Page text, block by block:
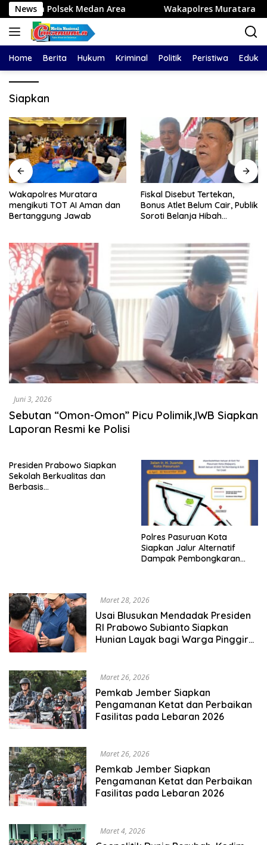
Langsung
ke
konten
News
Medan Area Wakapolres Muratara mengikuti TOT
Home Berita Hukum Kriminal Politik Peristiwa
Siapkan
Wakapolres Muratara
mengikuti TOT AI Aman dan
Bertanggung Jawab
Fiskal Disebut Tertekan,
Bonus Atlet Belum Cair, Publik
Soroti Belanja Hibah
Juni 3, 2026
Sebutan “Omon-Omon” Picu Polimik,IWB Siapkan
Laporan Resmi ke Polisi
Presiden Prabowo Siapkan
Sekolah Berkualitas dan
Berbasis
Polres Pasuruan Kota
Siapkan Jalur Alternatif
Dampak Pembongkaran
Maret 28, 2026
Usai Blusukan Mendadak Presiden
RI Prabowo Subianto Siapkan
Hunian Layak bagi Warga Pinggir
Maret 26, 2026
Pemkab Jember Siapkan
Pengamanan Ketat dan Perbaikan
Fasilitas pada Lebaran 2026
Maret 26, 2026
Pemkab Jember Siapkan
Pengamanan Ketat dan Perbaikan
Fasilitas pada Lebaran 2026
Maret 4, 2026